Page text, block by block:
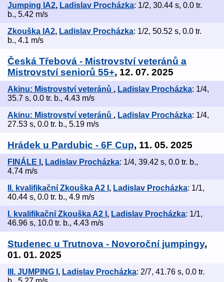
Jumping IA2, Ladislav Procházka: 1/2, 30.44 s, 0.0 tr.
b., 5.42 m/s
Zkouška IA2, Ladislav Procházka: 1/2, 50.52 s, 0.0 tr.
b., 4.1 m/s
Česká Třebová - Mistrovství veteránů a
Mistrovství seniorů 55+, 12. 07. 2025
Akinu: Mistrovství veteránů , Ladislav Procházka: 1/4,
35.7 s, 0.0 tr. b., 4.43 m/s
Akinu: Mistrovství veteránů , Ladislav Procházka: 1/4,
27.53 s, 0.0 tr. b., 5.19 m/s
Hrádek u Pardubic - 6F Cup, 11. 05. 2025
FINÁLE I , Ladislav Procházka: 1/4, 39.42 s, 0.0 tr. b.,
4.74 m/s
II. kvalifikační Zkouška A2 I , Ladislav Procházka: 1/1,
40.44 s, 0.0 tr. b., 4.9 m/s
I. kvalifikační Zkouška A2 I , Ladislav Procházka: 1/1,
46.96 s, 10.0 tr. b., 4.43 m/s
Studenec u Trutnova - Novoroční jumpingy,
01. 01. 2025
III. JUMPING I , Ladislav Procházka: 2/7, 41.76 s, 0.0 tr.